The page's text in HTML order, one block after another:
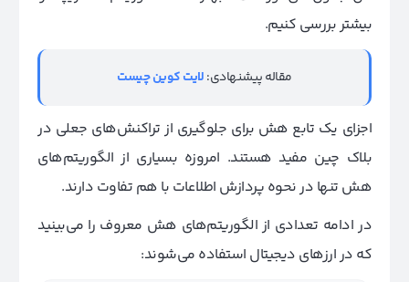
بیشتر بررسی کنیم.
مقاله پیشنهادی:لایت کوین چیست
اجزای یک تابع هش برای جلوگیری از تراکنش‌های جعلی در
بلاک چین مفید هستند. امروزه بسیاری از الگوریتم‌های
هش تنها در نحوه پردازش اطلاعات با هم تفاوت دارند.
در ادامه تعدادی از الگوریتم‌های هش معروف را می‌بینید
که در ارزهای دیجیتال استفاده می‌شوند: